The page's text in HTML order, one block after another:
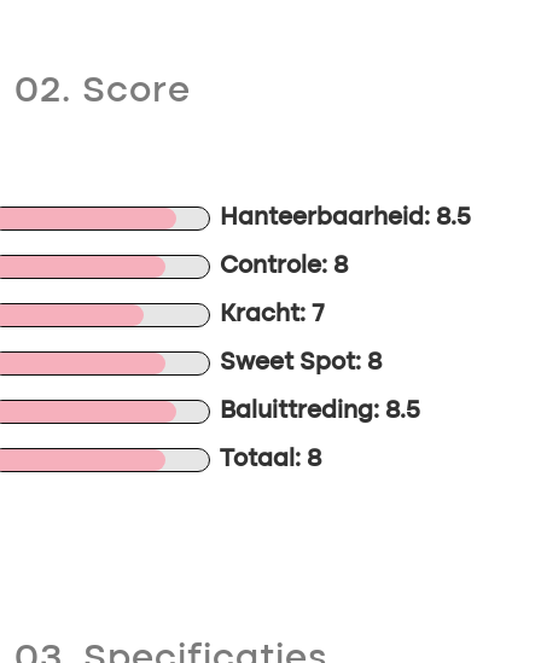
02. Score
Hanteerbaarheid: 8.5
Controle: 8
Kracht: 7
Sweet Spot: 8
Baluittreding: 8.5
Totaal: 8